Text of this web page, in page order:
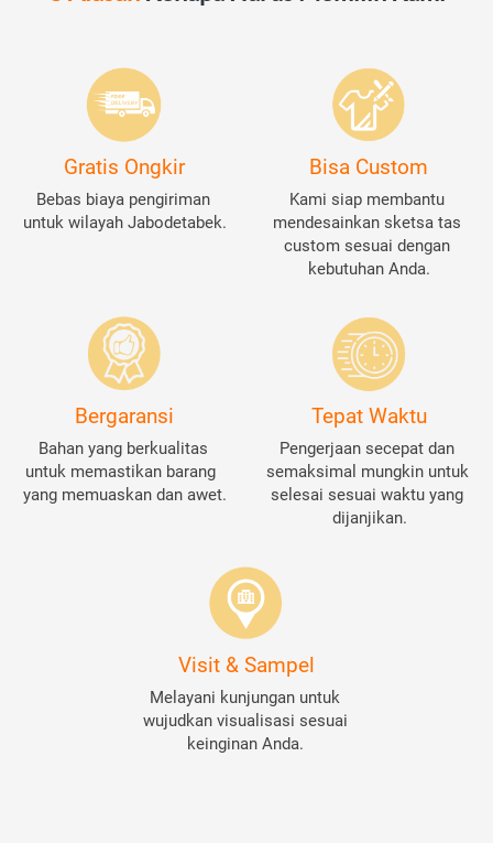
Gratis Ongkir
Bebas biaya pengiriman
untuk wilayah Jabodetabek.
Bisa Custom
Kami siap membantu
mendesainkan sketsa tas
custom sesuai dengan
kebutuhan Anda.
Bergaransi
Bahan yang berkualitas
untuk memastikan barang
yang memuaskan dan awet.
Tepat Waktu
Pengerjaan secepat dan
semaksimal mungkin untuk
selesai sesuai waktu yang
dijanjikan.
Visit & Sampel
Melayani kunjungan untuk
wujudkan visualisasi sesuai
keinginan Anda.